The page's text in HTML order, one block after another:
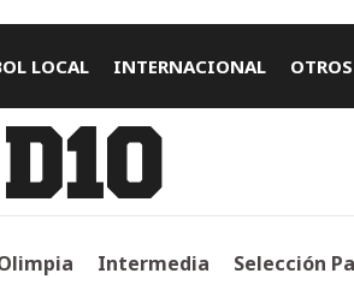
LOCAL INTERNACIONAL
Intermedia Selección